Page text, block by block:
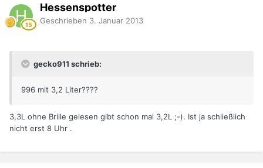
Hessenspotter
Geschrieben 3. Januar 2013
gecko911 schrieb:
996 mit 3,2 Liter????
3,3L ohne Brille gelesen gibt schon mal 3,2L ;-). Ist ja schließlich
nicht erst 8 Uhr .